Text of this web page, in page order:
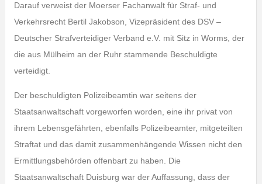
Darauf verweist der Moerser Fachanwalt für Straf- und
Verkehrsrecht Bertil Jakobson, Vizepräsident des DSV –
Deutscher Strafverteidiger Verband e.V. mit Sitz in Worms, der
die aus Mülheim an der Ruhr stammende Beschuldigte
verteidigt.
Der beschuldigten Polizeibeamtin war seitens der
Staatsanwaltschaft vorgeworfen worden, eine ihr privat von
ihrem Lebensgefährten, ebenfalls Polizeibeamter, mitgeteilten
Straftat und das damit zusammenhängende Wissen nicht den
Ermittlungsbehörden offenbart zu haben. Die
Staatsanwaltschaft Duisburg war der Auffassung, dass der